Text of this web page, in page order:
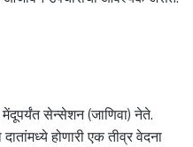
सेन्सेशन (जाणिवा) नेते.
होणारी एक तीव्र वेदना